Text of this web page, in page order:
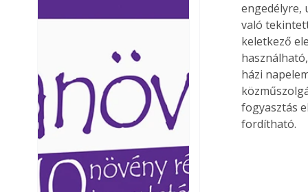
Ezermester
Laptapir kényelmes
mert: – t
engedélyre,
való
keletkező
házi
fogyasztás
fordítható.